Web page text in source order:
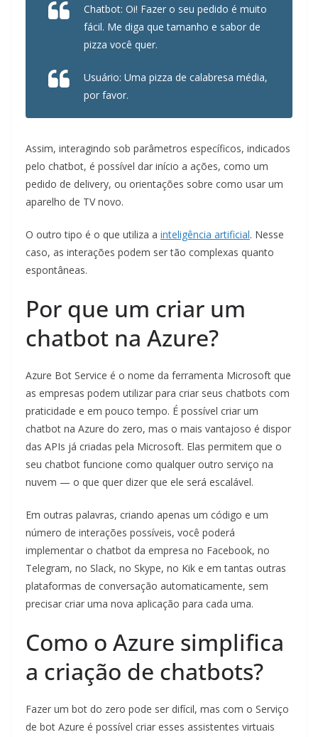
Chatbot: Oi! Fazer o seu pedido é muito
fácil. Me diga que tamanho e sabor de
pizza você quer.
Usuário: Uma pizza de calabresa média,
por favor.
Assim, interagindo sob parâmetros específicos, indicados
pelo chatbot, é possível dar início a ações, como um
pedido de delivery, ou orientações sobre como usar um
aparelho de TV novo.
O outro tipo é o que utiliza a inteligência artificial. Nesse
caso, as interações podem ser tão complexas quanto
espontâneas.
Por que um criar um
chatbot na Azure?
Azure Bot Service é o nome da ferramenta Microsoft que
as empresas podem utilizar para criar seus chatbots com
praticidade e em pouco tempo. É possível criar um
chatbot na Azure do zero, mas o mais vantajoso é dispor
das APIs já criadas pela Microsoft. Elas permitem que o
seu chatbot funcione como qualquer outro serviço na
nuvem — o que quer dizer que ele será escalável.
Em outras palavras, criando apenas um código e um
número de interações possíveis, você poderá
implementar o chatbot da empresa no Facebook, no
Telegram, no Slack, no Skype, no Kik e em tantas outras
plataformas de conversação automaticamente, sem
precisar criar uma nova aplicação para cada uma.
Como o Azure simplifica
a criação de chatbots?
Fazer um bot do zero pode ser difícil, mas com o Serviço
de bot Azure é possível criar esses assistentes virtuais